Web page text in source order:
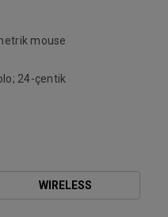
mouse
24-çentik
WIRELESS